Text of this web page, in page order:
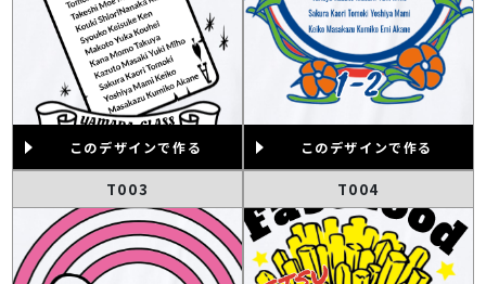
このデザインで作る このデザインで作る
T003 T004